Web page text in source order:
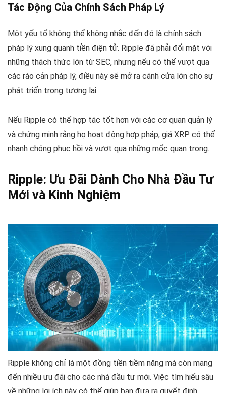
Tác Động Của Chính Sách Pháp Lý
Một yếu tố không thể không nhắc đến đó là chính sách
pháp lý xung quanh tiền điện tử. Ripple đã phải đối mặt với
những thách thức lớn từ SEC, nhưng nếu có thể vượt qua
các rào cản pháp lý, điều này sẽ mở ra cánh cửa lớn cho sự
phát triển trong tương lai.
Nếu Ripple có thể hợp tác tốt hơn với các cơ quan quản lý
và chứng minh rằng họ hoạt động hợp pháp, giá XRP có thể
nhanh chóng phục hồi và vượt qua những mốc quan trọng.
Ripple: Ưu Đãi Dành Cho Nhà Đầu Tư
Mới và Kinh Nghiệm
Ripple không chỉ là một đồng tiền tiềm năng mà còn mang
đến nhiều ưu đãi cho các nhà đầu tư mới. Việc tìm hiểu sâu